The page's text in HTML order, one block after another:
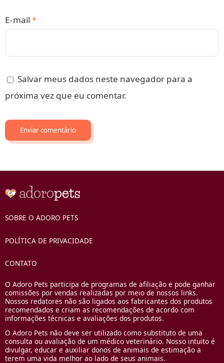
E-mail *
Salvar meus dados neste navegador para a
próxima vez que eu comentar.
SOBRE O ADORO PETS
POLÍTICA DE PRIVACIDADE
CONTATO
O Adoro Pets participa de programas de afiliação e pode ganhar
comissões por vendas realizadas por meio de nossos links.
Nossos redatores não são ligados aos fabricantes dos produtos
recomendados e criam as recomendações de acordo com
informações técnicas e avaliações dos produtos.
O Adoro Pets não deve ser utilizado como substituto de uma
consulta ou avaliação de um médico veterinário. Nosso intuito é
divulgar, educar e auxiliar donos de animais de estimação a
terem uma vida melhor ao lado de seus animais.